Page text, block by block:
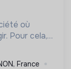
où
Pour cela,
tous.
France